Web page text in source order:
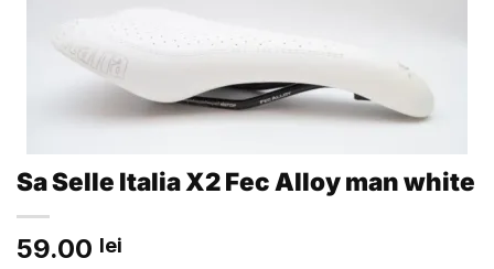
Sa Selle Italia X2 Fec Alloy man white
59.00 lei